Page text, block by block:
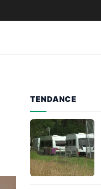
TENDANCE